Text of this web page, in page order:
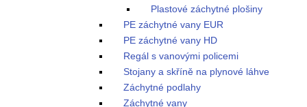
Plastové záchytné plošiny
PE záchytné vany EUR
PE záchytné vany HD
Regál s vanovými policemi
Stojany a skříně na plynové láhve
Záchytné podlahy
Záchytné vany